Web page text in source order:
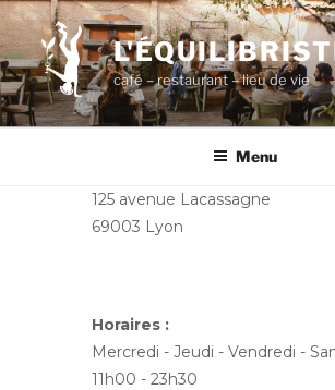
Aller
au
contenu
principal
café – restaurant – lieu de vie
Menu
125 avenue Lacassagne
69003 Lyon
Horaires :
Mercredi - Jeudi - Vendredi -
11h00 - 23h30